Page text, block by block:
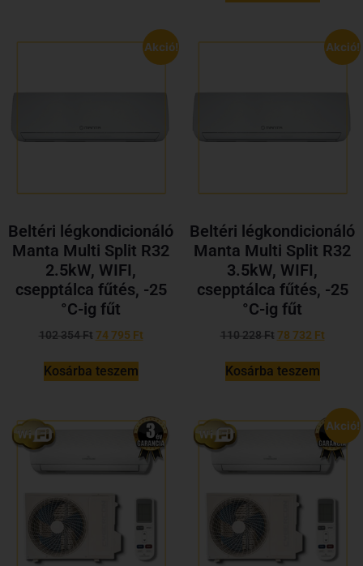
Akció!
Beltéri légkondicionáló
Manta Multi Split R32
2.5kW, WIFI,
csepptálca fűtés, -25
°C-ig fűt
102 354Ft 74 795 Ft
Kosárba teszem
Akció!
Beltéri légkondicionáló
Manta Multi Split R32
3.5kW, WIFI,
csepptálca fűtés, -25
°C-ig fűt
110 228Ft 78 732 Ft
Kosárba teszem
Akció!